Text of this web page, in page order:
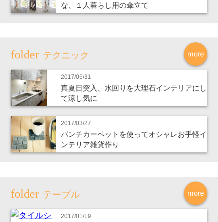
な、１人暮らし用の傘立て
more
テクニック
2017/05/31
真夏日突入、水回りを大理石インテリアにし
て涼し気に
2017/03/27
パンチカーペットを使ってオシャレお手軽イ
ンテリア雑貨作り
more
テーブル
2017/01/19